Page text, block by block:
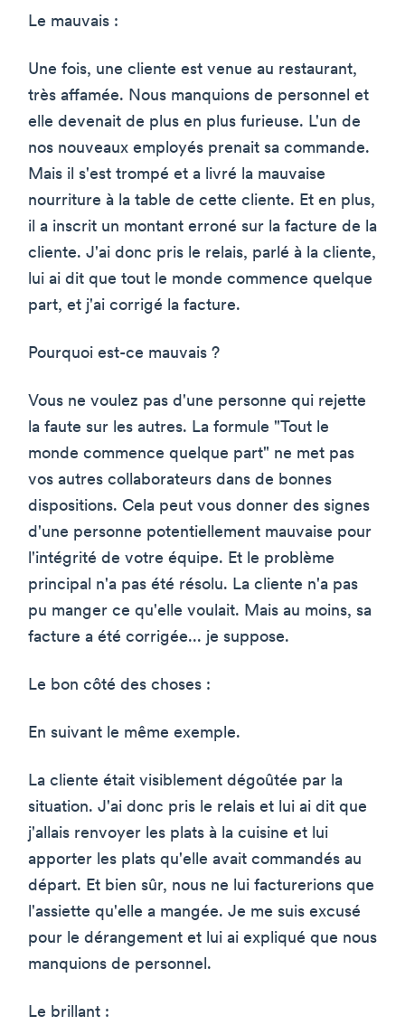
Le mauvais :
Une fois, une cliente est venue au restaurant,
très affamée. Nous manquions de personnel et
elle devenait de plus en plus furieuse. L'un de
nos nouveaux employés prenait sa commande.
Mais il s'est trompé et a livré la mauvaise
nourriture à la table de cette cliente. Et en plus,
il a inscrit un montant erroné sur la facture de la
cliente. J'ai donc pris le relais, parlé à la cliente,
lui ai dit que tout le monde commence quelque
part, et j'ai corrigé la facture.
Pourquoi est-ce mauvais ?
Vous ne voulez pas d'une personne qui rejette
la faute sur les autres. La formule "Tout le
monde commence quelque part" ne met pas
vos autres collaborateurs dans de bonnes
dispositions. Cela peut vous donner des signes
d'une personne potentiellement mauvaise pour
l'intégrité de votre équipe. Et le problème
principal n'a pas été résolu. La cliente n'a pas
pu manger ce qu'elle voulait. Mais au moins, sa
facture a été corrigée... je suppose.
Le bon côté des choses :
En suivant le même exemple.
La cliente était visiblement dégoûtée par la
situation. J'ai donc pris le relais et lui ai dit que
j'allais renvoyer les plats à la cuisine et lui
apporter les plats qu'elle avait commandés au
départ. Et bien sûr, nous ne lui facturerions que
l'assiette qu'elle a mangée. Je me suis excusé
pour le dérangement et lui ai expliqué que nous
manquions de personnel.
Le brillant :